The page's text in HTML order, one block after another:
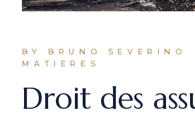
BY BRUNO SEVERINO
MATIERES
Droit des